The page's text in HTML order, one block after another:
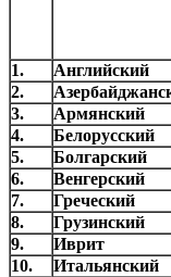
1.
Английский
2.
3.
Армянский
4.
Белорусский
5.
Болгарский
6.
Венгерский
7.
Греческий
8.
Грузинский
9.
Иврит
10.
Итальянский